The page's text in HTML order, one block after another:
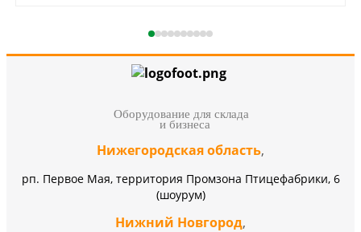
Оборудование для склада
и бизнеса
Нижегородская область,
рп. Первое Мая, территория Промзона Птицефабрики, 6
(шоурум)
Нижний Новгород,